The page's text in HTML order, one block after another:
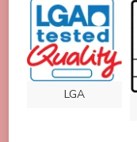
LGA